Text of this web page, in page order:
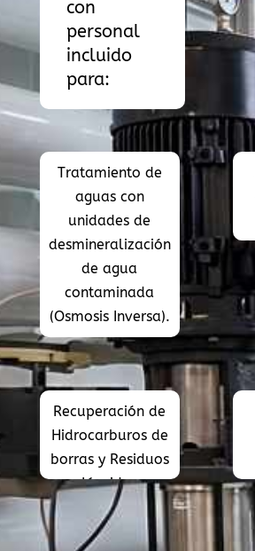
con
personal
incluido
para:
Tratamiento de
aguas con
unidades de
desmineralización
de agua
contaminada
(Osmosis Inversa).
Recuperación de
Hidrocarburos de
borras y Residuos
Líquidos
Industriales.